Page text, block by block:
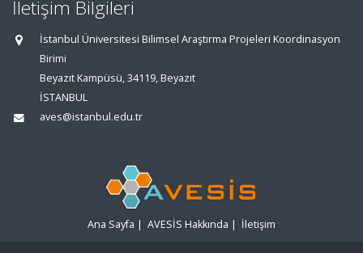
İletişim Bilgileri
İstanbul Üniversitesi Bilimsel Araştırma Projeleri Koordinasyon
Birimi
Beyazıt Kampüsü, 34119, Beyazıt
İSTANBUL
aves@istanbul.edu.tr
Ana Sayfa | AVESİS Hakkında | İletişim